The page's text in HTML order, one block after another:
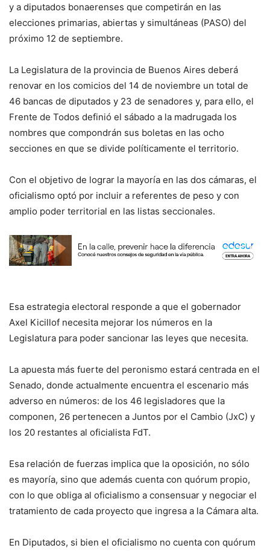
y a diputados bonaerenses que competirán en las
elecciones primarias, abiertas y simultáneas (PASO) del
próximo 12 de septiembre.
La Legislatura de la provincia de Buenos Aires deberá
renovar en los comicios del 14 de noviembre un total de
46 bancas de diputados y 23 de senadores y, para ello, el
Frente de Todos definió el sábado a la madrugada los
nombres que compondrán sus boletas en las ocho
secciones en que se divide políticamente el territorio.
Con el objetivo de lograr la mayoría en las dos cámaras, el
oficialismo optó por incluir a referentes de peso y con
amplio poder territorial en las listas seccionales.
Esa estrategia electoral responde a que el gobernador
Axel Kicillof necesita mejorar los números en la
Legislatura para poder sancionar las leyes que necesita.
La apuesta más fuerte del peronismo estará centrada en el
Senado, donde actualmente encuentra el escenario más
adverso en números: de los 46 legisladores que la
componen, 26 pertenecen a Juntos por el Cambio (JxC) y
los 20 restantes al oficialista FdT.
Esa relación de fuerzas implica que la oposición, no sólo
es mayoría, sino que además cuenta con quórum propio,
con lo que obliga al oficialismo a consensuar y negociar el
tratamiento de cada proyecto que ingresa a la Cámara alta.
En Diputados, si bien el oficialismo no cuenta con quórum